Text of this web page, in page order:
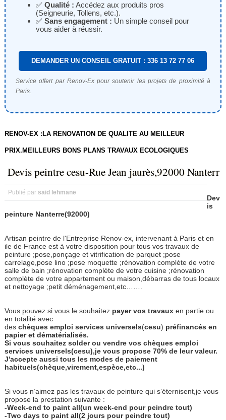
✅ Qualité : Accédez aux produits pros
(Seigneurie, Tollens, etc.).
✅ Sans engagement : Un simple conseil pour
vous aider à réussir.
DEMANDER UN CONSEIL GRATUIT : 336 13 72 77 06
Service offert par Renov-Ex pour soutenir les projets de proximité à
Paris.
RENOV-EX :LA RENOVATION DE QUALITE AU MEILLEUR
PRIX.MEILLEURS BONS PLANS TRAVAUX ECOLOGIQUES
Devis peintre cesu-Rue Jean jaurès,92000 Nanterr
Publié par said lehmane
Dev
is
peinture Nanterre(92000)
Artisan peintre de l'Entreprise Renov-ex, intervenant à Paris et en
ile de France est à votre disposition pour tous vos travaux de
peinture ;pose,ponçage et vitrification de parquet ;pose
carrelage,pose lino ;pose moquette ;rénovation complète de votre
salle de bain ;rénovation complète de votre cuisine ;rénovation
complète de votre appartement ou maison,débarras de tous locaux
et nettoyage ;petit déménagement,etc…….
Vous pouvez si vous le souhaitez payer vos travauxen partie ou
en totalité avec
des chèques emploi services universels(cesu) préfinancés en
papier et dématérialisés.
Si vous souhaitez solder ou vendre vos chèques emploi
services universels(cesu),je vous propose 70% de leur valeur.
J'accepte aussi tous les modes de paiement
habituels(chèque,virement,espèce,etc...)
Si vous n’aimez pas les travaux de peinture qui s’éternisent,je vous
propose la prestation suivante :
-Week-end to paint all(un week-end pour peindre tout)
-Two days to paint all(2 jours pour peindre tout)